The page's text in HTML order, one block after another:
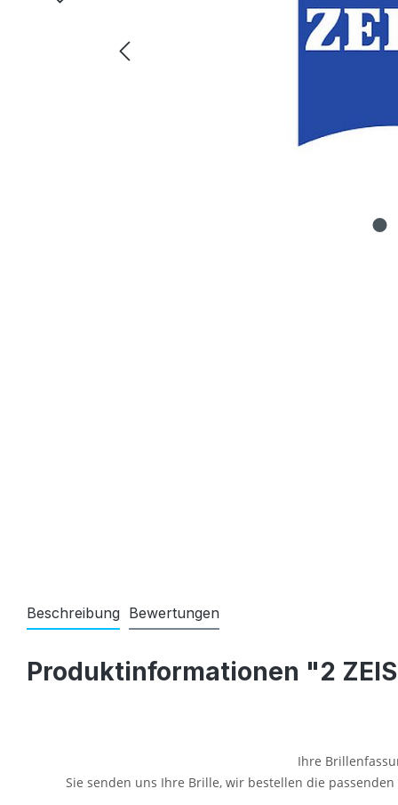
Beschreibung Bewertungen
Produktinformationen "2
Ihre
Sie senden uns Ihre Brille, wir bestellen die